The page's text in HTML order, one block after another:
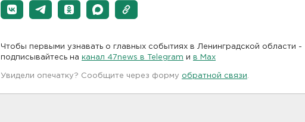
Чтобы первыми узнавать о главных событиях в Ленинградской области -
подписывайтесь на канал 47news в Telegram и в Maх
Увидели опечатку? Сообщите через форму обратной связи